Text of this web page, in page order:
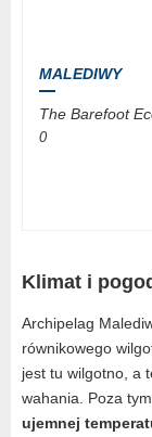
MALEDIWY
The Barefoot
0
Klimat i
Archipelag
równikowego
jest tu wilgotno, a
wahania. Poza tym
ujemnej